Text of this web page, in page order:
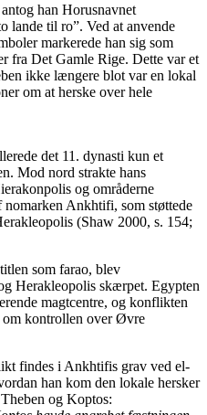
han Horusnavnet
lande til ro”. Ved at anvende
markerede han sig som
fra Det Gamle Rige. Dette var et
ikke længere blot var en lokal
om at herske over hele
det 11. dynasti kun et
Mod nord strakte hans
og områderne
Ankhtifi, som støttede
(Shaw 2000, s. 154;
som farao, blev
Herakleopolis skærpet. Egypten
magtcentre, og konflikten
kontrollen over Øvre
findes i Ankhtifis grav ved el-
han kom den lokale hersker
og Koptos: